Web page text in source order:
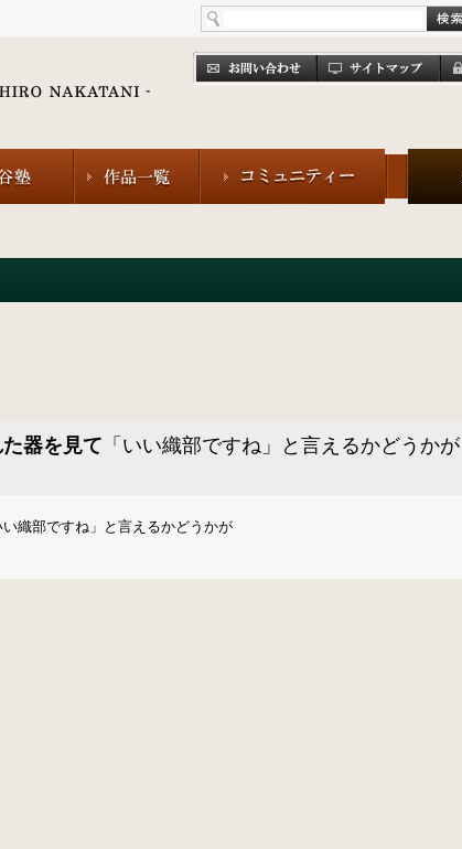
器を見て 「いい織部ですね」と言えるかどうかが
い織部ですね」と言えるかどうかが